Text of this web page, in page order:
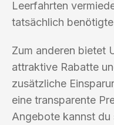
Leerfahrten
tatsächlich
Zum anderen bietet
attraktive Rabatte
zusätzliche
eine transparente
Angebote kannst du